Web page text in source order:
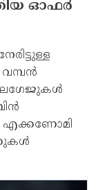
ഓഫര്‍
ലഗേജുകള്‍
എക്കണോമി